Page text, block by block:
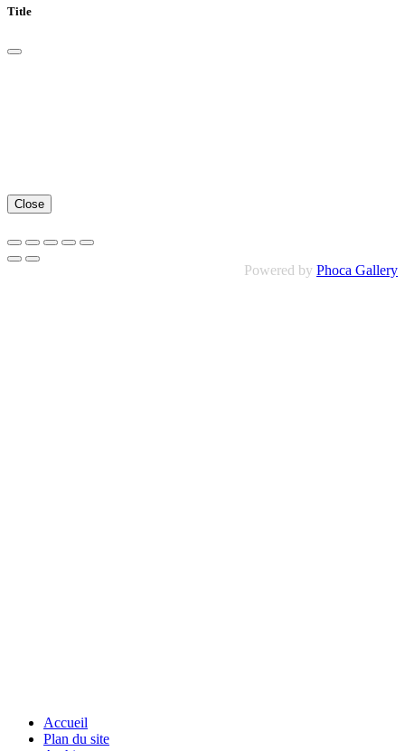
Title
Close
Powered by Phoca Gallery
Accueil
Plan du site